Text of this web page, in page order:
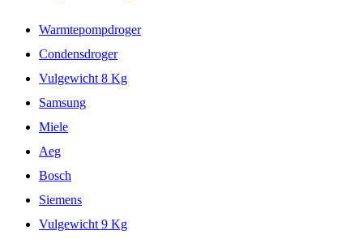
Warmtepompdroger
Condensdroger
Vulgewicht 8 Kg
Samsung
Miele
Aeg
Bosch
Siemens
Vulgewicht 9 Kg